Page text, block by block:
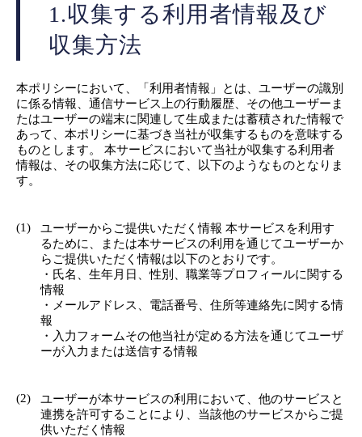
1.収集する利用者情報及び
収集方法
本ポリシーにおいて、「利用者情報」とは、ユーザーの識別
に係る情報、通信サービス上の行動履歴、その他ユーザーま
たはユーザーの端末に関連して生成または蓄積された情報で
あって、本ポリシーに基づき当社が収集するものを意味する
ものとします。 本サービスにおいて当社が収集する利用者
情報は、その収集方法に応じて、以下のようなものとなりま
す。
(1)
ユーザーからご提供いただく情報 本サービスを利用す
るために、または本サービスの利用を通じてユーザーか
らご提供いただく情報は以下のとおりです。
・氏名、生年月日、性別、職業等プロフィールに関する
情報
・メールアドレス、電話番号、住所等連絡先に関する情
報
・入力フォームその他当社が定める方法を通じてユーザ
ーが入力または送信する情報
(2)
ユーザーが本サービスの利用において、他のサービスと
連携を許可することにより、当該他のサービスからご提
供いただく情報